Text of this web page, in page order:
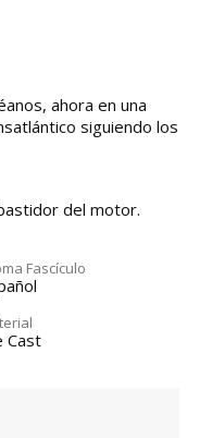
ahora en una
siguiendo los
del motor.
Fascículo
Cast